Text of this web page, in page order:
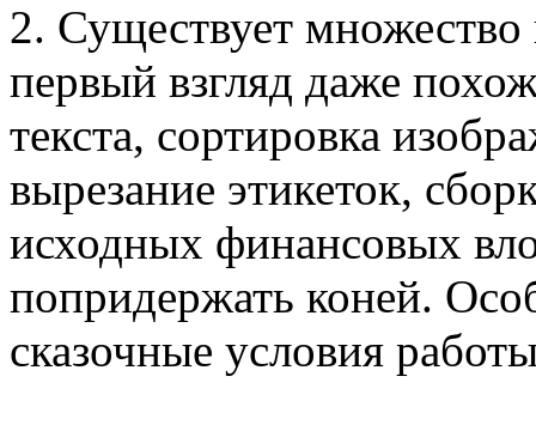
2. Существует
первый взгляд даже
текста, сортировка
вырезание этикеток,
исходных финансовых
попридержать коней.
сказочные условия